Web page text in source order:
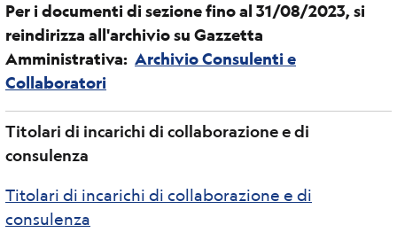
Per i documenti di sezione fino al 31/08/2023, si
reindirizza all'archivio su Gazzetta
Amministrativa: Archivio Consulenti e
Collaboratori
Titolari di incarichi di collaborazione e di
consulenza
Titolari di incarichi di collaborazione e di
consulenza